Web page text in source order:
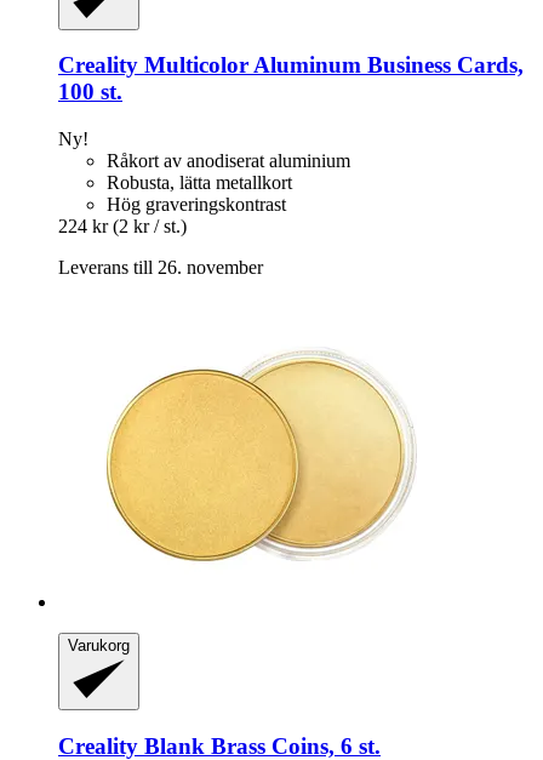
Creality Multicolor Aluminum Business Cards,
100 st.
Ny!
Råkort av anodiserat aluminium
Robusta, lätta metallkort
Hög graveringskontrast
224 kr (2 kr / st.)
Leverans till 26. november
Varukorg
Creality Blank Brass Coins, 6 st.